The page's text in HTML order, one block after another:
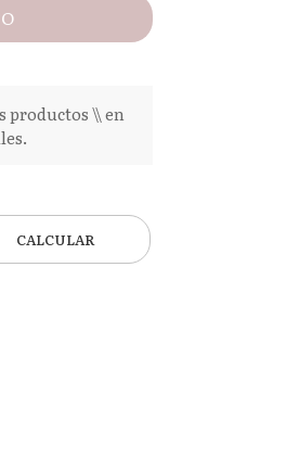
productos \\ en
CALCULAR